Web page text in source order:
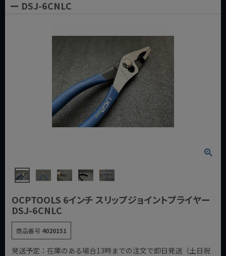
ー DSJ-6CNLC
OCPTOOLS 6インチ スリップジョイントプライヤー
DSJ-6CNLC
商品番号 4020151
発送予定：在庫のある場合13時までの注文で即日発送（土日祝